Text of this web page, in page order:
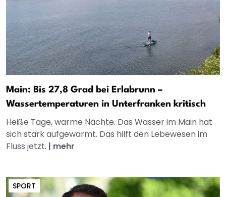
Main: Bis 27,8 Grad bei Erlabrunn –
Wassertemperaturen in Unterfranken kritisch
Heiße Tage, warme Nächte. Das Wasser im Main hat
sich stark aufgewärmt. Das hilft den Lebewesen im
Fluss jetzt. | mehr
SPORT